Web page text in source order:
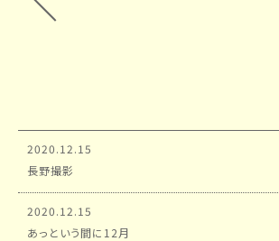
2020.12.15
長野撮影
2020.12.15
あっという間に12月